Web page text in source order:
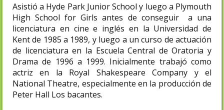
Asistió a Hyde Park Junior School y luego a Plymouth
High School for Girls antes de conseguir a una
licenciatura en cine e inglés en la Universidad de
Kent de 1985 a 1989, y luego a un curso de actuación
de licenciatura en la Escuela Central de Oratoria y
Drama de 1996 a 1999. Inicialmente trabajó como
actriz en la Royal Shakespeare Company y el
National Theatre, especialmente en la producción de
Peter Hall Los bacantes.